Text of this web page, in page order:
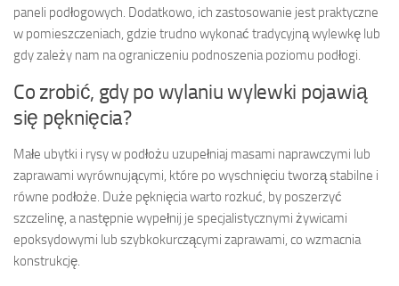
paneli podłogowych. Dodatkowo, ich zastosowanie jest praktyczne
w pomieszczeniach, gdzie trudno wykonać tradycyjną wylewkę lub
gdy zależy nam na ograniczeniu podnoszenia poziomu podłogi.
Co zrobić, gdy po wylaniu wylewki pojawią
się pęknięcia?
Małe ubytki i rysy w podłożu uzupełniaj masami naprawczymi lub
zaprawami wyrównującymi, które po wyschnięciu tworzą stabilne i
równe podłoże. Duże pęknięcia warto rozkuć, by poszerzyć
szczelinę, a następnie wypełnij je specjalistycznymi żywicami
epoksydowymi lub szybkokurczącymi zaprawami, co wzmacnia
konstrukcję.